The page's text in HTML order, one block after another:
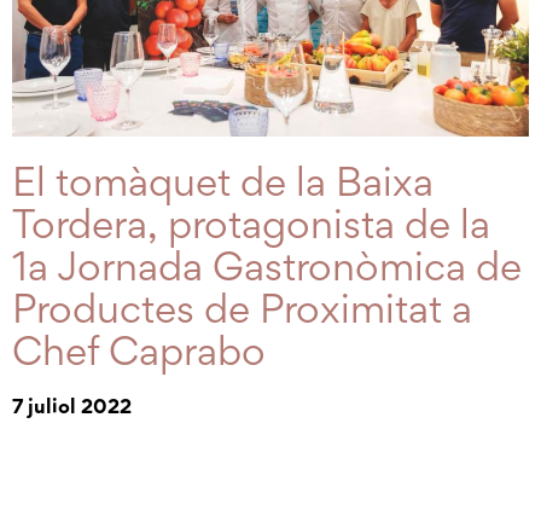
El tomàquet de la Baixa
Tordera, protagonista de la
1a Jornada Gastronòmica de
Productes de Proximitat a
Chef Caprabo
7 juliol 2022